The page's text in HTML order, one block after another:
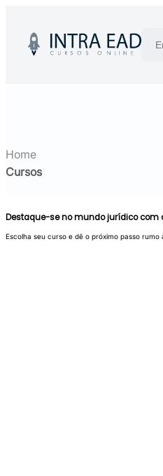
Home
Cursos
Destaque-se no mundo jurídico
Escolha seu curso e dê o próximo passo